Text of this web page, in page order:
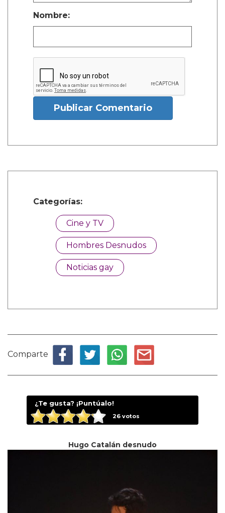
Nombre:
Publicar Comentario
Categorías:
Cine y TV
Hombres Desnudos
Noticias gay
Comparte
¿Te gusta? ¡Puntúalo!
26votos
Hugo Catalán desnudo